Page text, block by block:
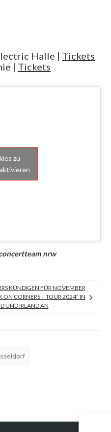
Halle | Tickets
| Tickets
zu
nrw
KÜNDIGEN FÜR NOVEMBER
ON CORNERS – TOUR 2024“ IN
UND IRLAND AN